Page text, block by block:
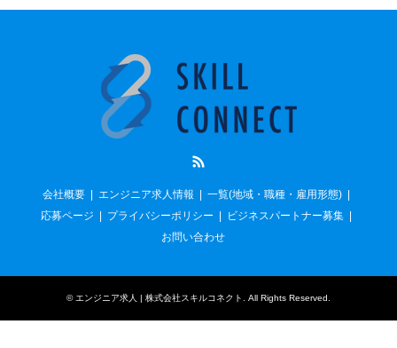
会社概要 エンジニア求人情報
一覧(地域・職種・雇用形態)
応募ページ
プライバシーポリシー
ビジネスパートナー募集
お問い合わせ
©エンジニア求人 | 株式会社スキルコネクト. All Rights Reserved.